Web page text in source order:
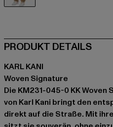
PRODUKT DETAILS
KARL KANI
Woven Signature
Die KM231-045-0 KK
von Karl Kani bringt den
direkt auf die Straße. Mit